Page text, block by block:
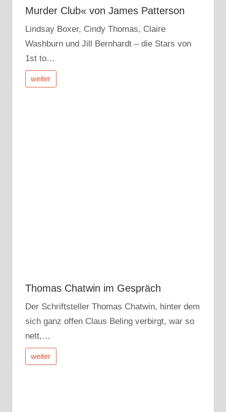
Murder Club« von James Patterson
Lindsay Boxer, Cindy Thomas, Claire
Washburn und Jill Bernhardt – die Stars von
1st to…
weiter
Thomas Chatwin im Gespräch
Der Schriftsteller Thomas Chatwin, hinter dem
sich ganz offen Claus Beling verbirgt, war so
nett,…
weiter